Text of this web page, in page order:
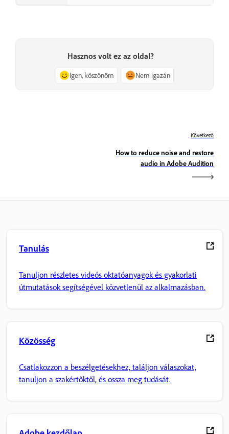
Hasznos volt ez az oldal?
Igen, köszönöm Nem igazán
Következő
How to reduce noise and restore
audio in Adobe Audition
Tanulás
Tanuljon részletes videós oktatóanyagok és gyakorlati
útmutatások segítségével közvetlenül az alkalmazásban.
Közösség
Csatlakozzon a beszélgetésekhez, találjon válaszokat,
tanuljon a szakértőktől, és ossza meg tudását.